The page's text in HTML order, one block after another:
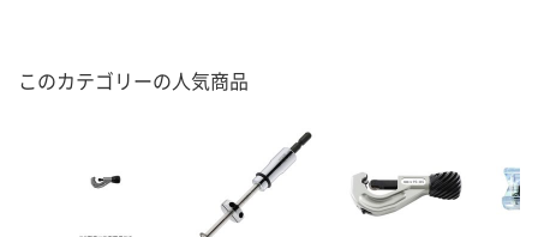
このカテゴリーの人気商品